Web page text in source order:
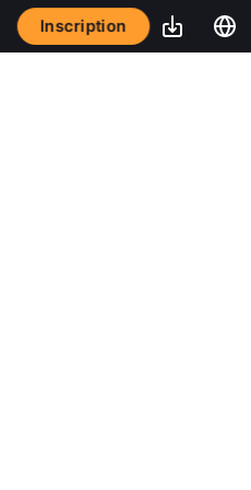
Inscription